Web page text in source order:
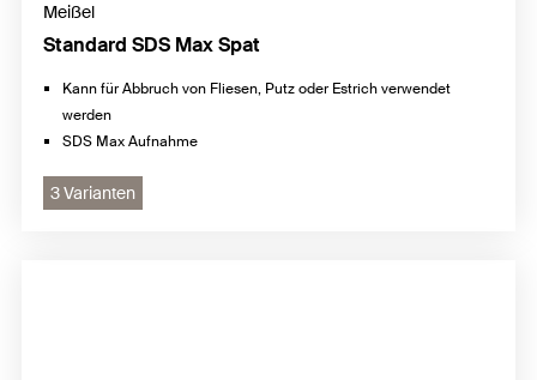
Meißel
Standard SDS Max Spat
Kann für Abbruch von Fliesen, Putz oder Estrich verwendet
werden
SDS Max Aufnahme
3 Varianten